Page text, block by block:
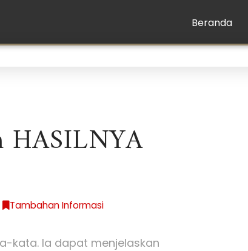
Beranda
HASILNYA
Tambahan Informasi
kata. Ia dapat menjelaskan